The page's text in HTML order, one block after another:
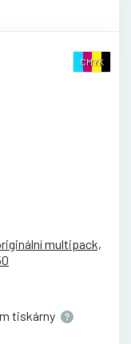
CMYK
multipack,
tiskárny